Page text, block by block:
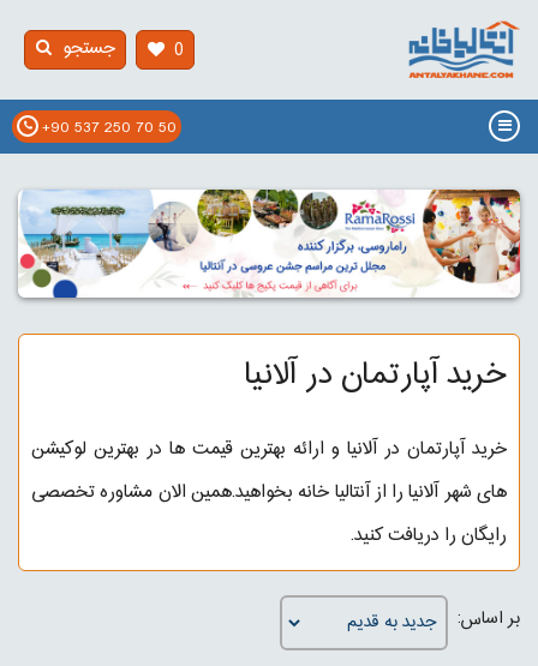
0
+90 537 250 70 50
جستجو
خرید آپارتمان در آلانیا
خرید آپارتمان در آلانیا و ارائه بهترین قیمت ها در بهترین لوکیشن
های شهر آلانیا را از آنتالیا خانه بخواهید.همین الان مشاوره تخصصی
رایگان را دریافت کنید.
بر اساس: